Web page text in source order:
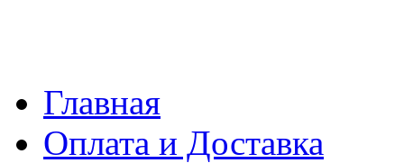
Главная
Оплата и Доставка